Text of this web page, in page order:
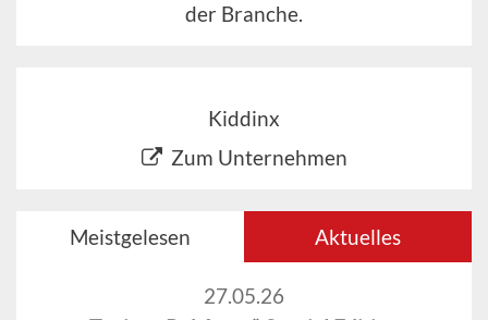
der Branche.
Kiddinx
Zum Unternehmen
Meistgelesen Aktuelles
27.05.26